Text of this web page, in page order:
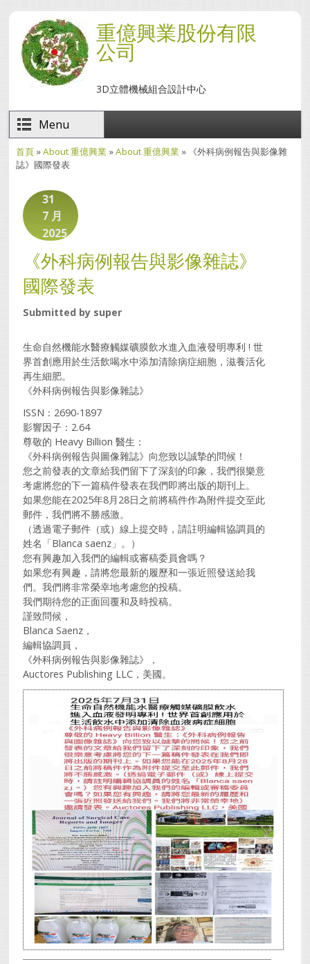
移至主內容 重億興業股份有限
公司
3D立體機械組合設計中心
Menu
您在這裡
首頁 »About 重億興業 »About 重億興業 » 《外科病例報告與影像雜
誌》國際發表
31
7 月
2025
《外科病例報告與影像雜誌》
國際發表
Submitted by super
生命自然機能水醫療觸媒礦膜飲水進入血液發明專利 ! 世
界首創應用於生活飲喝水中添加清除病症細胞，滋養活化
再生細肥。
《外科病例報告與影像雜誌》
ISSN：2690-1897
影響因子：2.64
尊敬的 Heavy Billion 醫生：
《外科病例報告與圖像雜誌》向您致以誠摯的問候！
您之前發表的文章給我們留下了深刻的印象，我們很樂意
考慮將您的下一篇稿件發表在我們即將出版的期刊上。
如果您能在2025年8月28日之前將稿件作為附件提交至此
郵件，我們將不勝感激。
（透過電子郵件（或）線上提交時，請註明編輯協調員的
姓名「Blanca saenz」。）
您有興趣加入我們的編輯或審稿委員會嗎？
如果您有興趣，請將您最新的履歷和一張近照發送給我
們。我們將非常榮幸地考慮您的投稿。
我們期待您的正面回覆和及時投稿。
謹致問候，
Blanca Saenz，
編輯協調員，
《外科病例報告與影像雜誌》，
Auctores Publishing LLC，美國。